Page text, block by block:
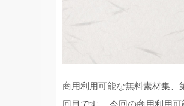
商用利用可能な無料素材集、